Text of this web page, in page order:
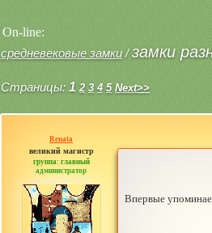
On-line:
средневековые замки/замки
Страницы: 1 2 3 4 5 Next>>
Renata
великий магистр
группа: главный
администратор
сообщений: 2765
Впервые